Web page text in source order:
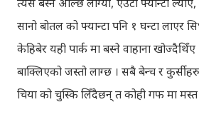
सानो बोतल को फ्यान्टा पनि १ घन्टा लाएर
केहिबेर यही पार्क मा बस्ने वाहाना
बाक्लिएको जस्तो लाग्छ । सबै बेन्च र
चिया को चुस्कि लिँदैछन् त कोही गफ मा